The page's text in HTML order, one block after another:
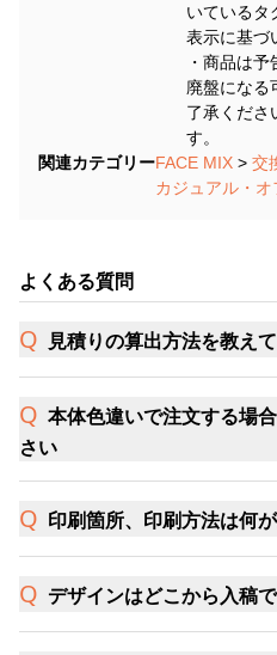
いているタ
表示に基づ
・商品は
廃盤になる
了承くださ
す。
関連カテゴリーFACE MIX > 交
カジュアル・オ
よくある質問
見積りの算出方法を教え
本体色違いで注文する場
さい
印刷箇所、印刷方法は何
デザインはどこから入稿